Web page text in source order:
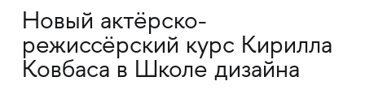
Новый актёрско-
режиссёрский курс Кирилла
Ковбаса в Школе дизайна